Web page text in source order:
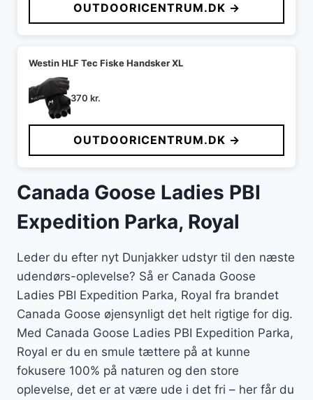
OUTDOORICENTRUM.DK →
Westin HLF Tec Fiske Handsker XL
370 kr.
OUTDOORICENTRUM.DK →
Canada Goose Ladies PBI
Expedition Parka, Royal
Leder du efter nyt Dunjakker udstyr til den næste
udendørs-oplevelse? Så er Canada Goose
Ladies PBI Expedition Parka, Royal fra brandet
Canada Goose øjensynligt det helt rigtige for dig.
Med Canada Goose Ladies PBI Expedition Parka,
Royal er du en smule tættere på at kunne
fokusere 100% på naturen og den store
oplevelse, det er at være ude i det fri – her får du